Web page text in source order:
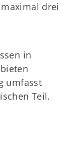
drei
in
umfasst
Teil.